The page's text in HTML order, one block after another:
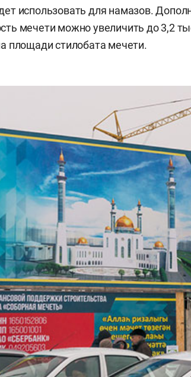
использовать для намазов.
мечети можно увеличить до 3,2
площади стилобата мечети.